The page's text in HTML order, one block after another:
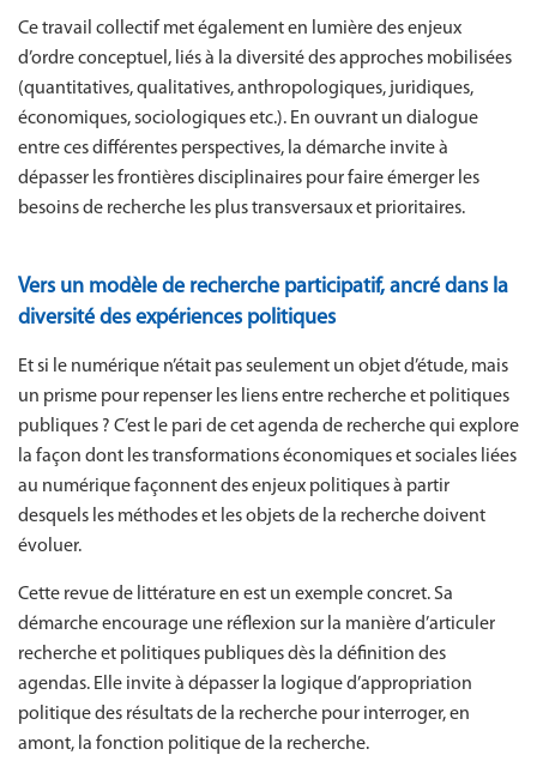
Ce travail collectif met également en lumière des enjeux
d’ordre conceptuel, liés à la diversité des approches mobilisées
(quantitatives, qualitatives, anthropologiques, juridiques,
économiques, sociologiques etc.). En ouvrant un dialogue
entre ces différentes perspectives, la démarche invite à
dépasser les frontières disciplinaires pour faire émerger les
besoins de recherche les plus transversaux et prioritaires.
Vers un modèle de recherche participatif, ancré dans la
diversité des expériences politiques
Et si le numérique n’était pas seulement un objet d’étude, mais
un prisme pour repenser les liens entre recherche et politiques
publiques ? C’est le pari de cet agenda de recherche qui explore
la façon dont les transformations économiques et sociales liées
au numérique façonnent des enjeux politiques à partir
desquels les méthodes et les objets de la recherche doivent
évoluer.
Cette revue de littérature en est un exemple concret. Sa
démarche encourage une réflexion sur la manière d’articuler
recherche et politiques publiques dès la définition des
agendas. Elle invite à dépasser la logique d’appropriation
politique des résultats de la recherche pour interroger, en
amont, la fonction politique de la recherche.